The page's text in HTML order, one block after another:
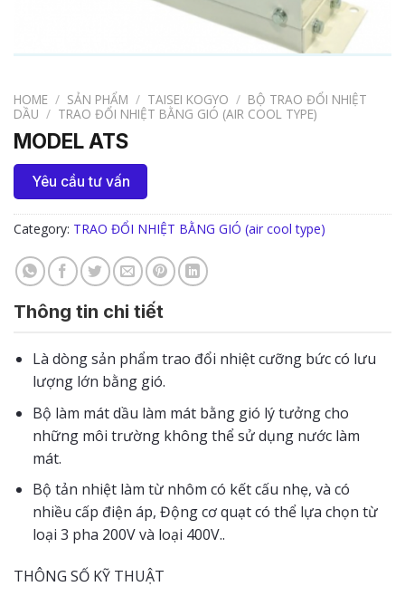
HOME / SẢN PHẨM / TAISEI KOGYO / BỘ TRAO ĐỔI NHIỆT
DẦU / TRAO ĐỔI NHIỆT BẰNG GIÓ (AIR COOL TYPE)
MODEL ATS
Yêu cầu tư vấn
Category: TRAO ĐỔI NHIỆT BẰNG GIÓ (air cool type)
Thông tin chi tiết
Là dòng sản phẩm trao đổi nhiệt cưỡng bức có lưu
lượng lớn bằng gió.
Bộ làm mát dầu làm mát bằng gió lý tưởng cho
những môi trường không thể sử dụng nước làm
mát.
Bộ tản nhiệt làm từ nhôm có kết cấu nhẹ, và có
nhiều cấp điện áp, Động cơ quạt có thể lựa chọn từ
loại 3 pha 200V và loại 400V..
THÔNG SỐ KỸ THUẬT